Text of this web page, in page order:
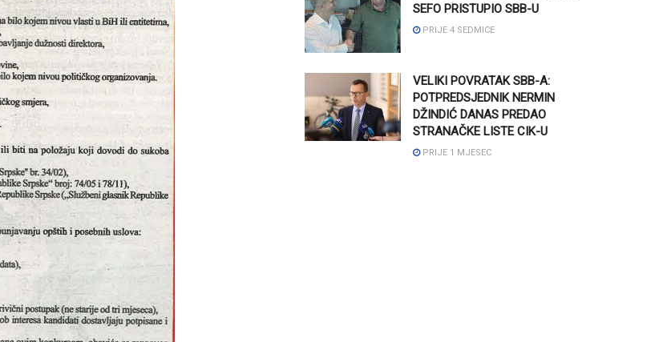
SEFO PRISTUPIO SBB-U
PRIJE 4 SEDMICE
VELIKI POVRATAK SBB-A:
POTPREDSJEDNIK NERMIN
DŽINDIĆ DANAS PREDAO
STRANAČKE LISTE CIK-U
PRIJE 1 MJESEC